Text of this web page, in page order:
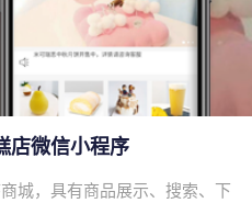
店微信小程序
城，具有商品展示、搜索、下